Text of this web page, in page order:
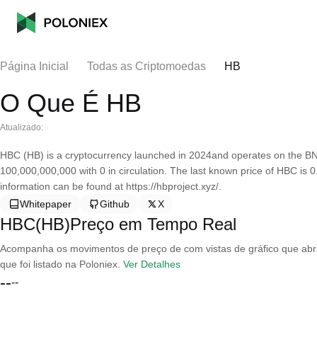
Página Inicial Todas as Criptomoedas HB
O Que É HB
Atualizado:
HBC (HB) is a cryptocurrency launched in 2024and operates on the
100,000,000,000 with 0 in circulation. The last known price of HBC is
information can be found at https://hbproject.xyz/.
Whitepaper
Github X
HBC(HB)Preço em Tempo Real
Acompanha os movimentos de preço de com vistas de gráfico que
que foi listado na Poloniex. Ver Detalhes
----